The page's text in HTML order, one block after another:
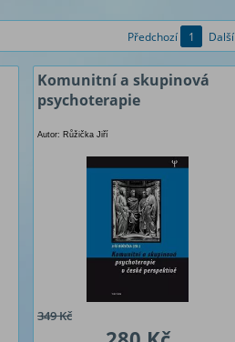
Předchozí 1 Další
Komunitní a skupinová
psychoterapie
Autor: Růžička Jiří
349 Kč